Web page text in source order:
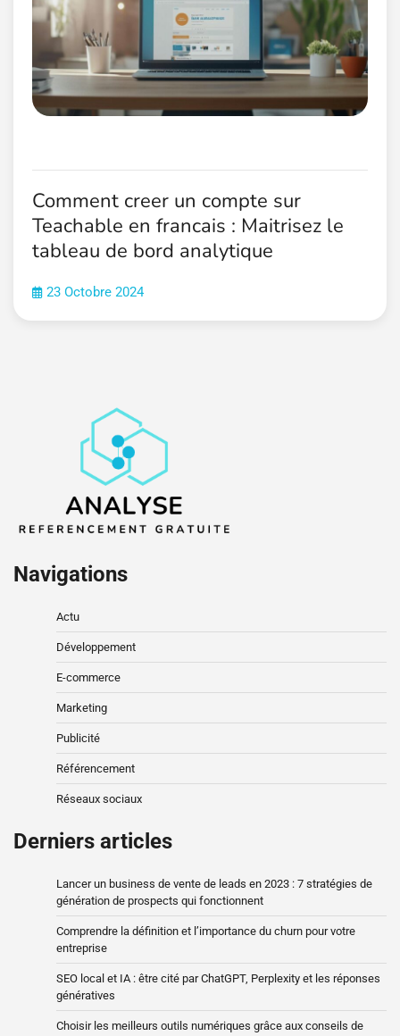
Comment creer un compte sur
Teachable en francais : Maitrisez le
tableau de bord analytique
23 Octobre 2024
Navigations
Actu
Développement
E-commerce
Marketing
Publicité
Référencement
Réseaux sociaux
Derniers articles
Lancer un business de vente de leads en 2023 : 7 stratégies de
génération de prospects qui fonctionnent
Comprendre la définition et l’importance du churn pour votre
entreprise
SEO local et IA : être cité par ChatGPT, Perplexity et les réponses
génératives
Choisir les meilleurs outils numériques grâce aux conseils de